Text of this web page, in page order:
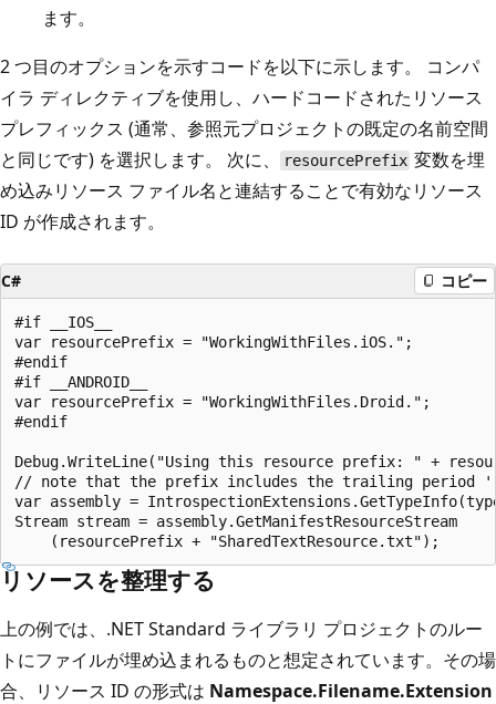
ます。
2 つ目のオプションを示すコードを以下に示します。 コンパ
イラ ディレクティブを使用し、ハードコードされたリソース
プレフィックス (通常、参照元プロジェクトの既定の名前空間
と同じです) を選択します。 次に、
resourcePrefix 変数を埋
め込みリソース ファイル名と連結することで有効なリソース
ID が作成されます。
C# コピー
#if __IOS__
var resourcePrefix = "WorkingWithFiles.iOS.";
#endif
#if __ANDROID__
var resourcePrefix = "WorkingWithFiles.Droid.";
#endif
Debug.WriteLine("Using this resource prefix: " +
// note that the prefix includes the trailing period
var assembly =
Stream stream = assembly.GetManifestResourceStream
リソースを整理する
上の例では、.NET Standard ライブラリ プロジェクトのルー
トにファイルが埋め込まれるものと想定されています。その場
合、リソース ID の形式は Namespace.Filename.Extension